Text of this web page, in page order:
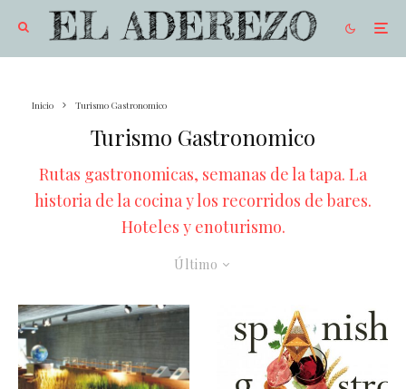
Inicio Turismo Gastronomico
Turismo Gastronomico
Rutas gastronomicas, semanas de la tapa. La
historia de la cocina y los recorridos de bares.
Hoteles y enoturismo.
Último